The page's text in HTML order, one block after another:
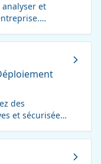
et
des
et sécurisées.